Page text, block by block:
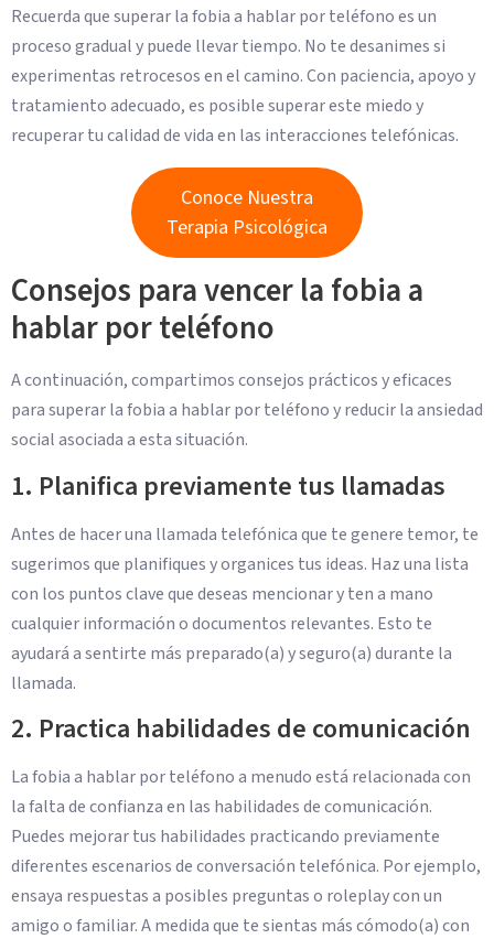
Recuerda que superar la fobia a hablar por teléfono es un
proceso gradual y puede llevar tiempo. No te desanimes si
experimentas retrocesos en el camino. Con paciencia, apoyo y
tratamiento adecuado, es posible superar este miedo y
recuperar tu calidad de vida en las interacciones telefónicas.
Conoce Nuestra
Terapia Psicológica
Consejos para vencer la fobia a
hablar por teléfono
A continuación, compartimos consejos prácticos y eficaces
para superar la fobia a hablar por teléfono y reducir la ansiedad
social asociada a esta situación.
1. Planifica previamente tus llamadas
Antes de hacer una llamada telefónica que te genere temor, te
sugerimos que planifiques y organices tus ideas. Haz una lista
con los puntos clave que deseas mencionar y ten a mano
cualquier información o documentos relevantes. Esto te
ayudará a sentirte más preparado(a) y seguro(a) durante la
llamada.
2. Practica habilidades de comunicación
La fobia a hablar por teléfono a menudo está relacionada con
la falta de confianza en las habilidades de comunicación.
Puedes mejorar tus habilidades practicando previamente
diferentes escenarios de conversación telefónica. Por ejemplo,
ensaya respuestas a posibles preguntas o roleplay con un
amigo o familiar. A medida que te sientas más cómodo(a) con